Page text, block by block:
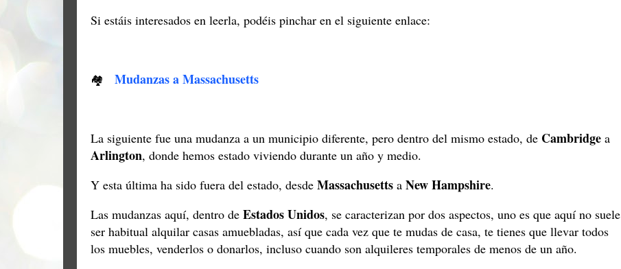
Si estáis interesados en leerla, podéis pinchar en el siguiente enlace:
🏘 Mudanzas a Massachusetts
La siguiente fue una mudanza a un municipio diferente, pero dentro del mismo estado, de Cambridge a
Arlington, donde hemos estado viviendo durante un año y medio.
Y esta última ha sido fuera del estado, desde Massachusetts a New Hampshire.
Las mudanzas aquí, dentro de Estados Unidos, se caracterizan por dos aspectos, uno es que aquí no suele
ser habitual alquilar casas amuebladas, así que cada vez que te mudas de casa, te tienes que llevar todos
los muebles, venderlos o donarlos, incluso cuando son alquileres temporales de menos de un año.